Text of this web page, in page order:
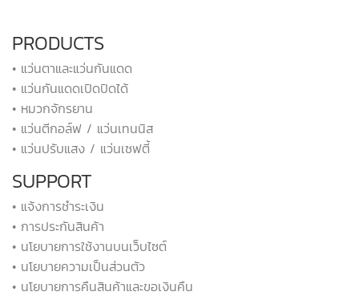
PRODUCTS
• แว่นตาและแว่นกันแดด
• แว่นกันแดดเปิดปิดได้
• หมวกจักรยาน
• แว่นตีกอล์ฟ / แว่นเทนนิส
• แว่นปรับแสง / แว่นเซฟตี้
SUPPORT
• แจ้งการชำระเงิน
• การประกันสินค้า
• นโยบายการใช้งานบนเว็บไซต์
• นโยบายความเป็นส่วนตัว
• นโยบายการคืนสินค้าและขอเงินคืน